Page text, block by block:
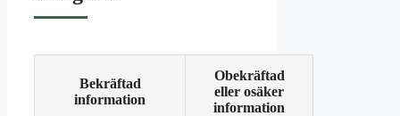
Bekräftad
information
Obekräftad
eller osäker
information